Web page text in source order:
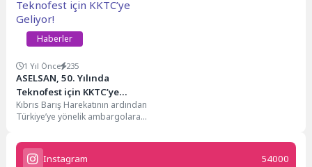
Haberler
1 Yıl Önce 235
ASELSAN, 50. Yılında
Teknofest için KKTC’ye
Geliyor!
Kıbrıs Barış Harekatının ardından
Türkiye’ye yönelik ambargolara
ASELSAN, TEKNOFEST KKTC’de
teknoloji...
Instagram 54000